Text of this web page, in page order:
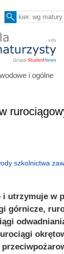
i ogólne
szkolnictwa
utrzymuje w
górnicze,